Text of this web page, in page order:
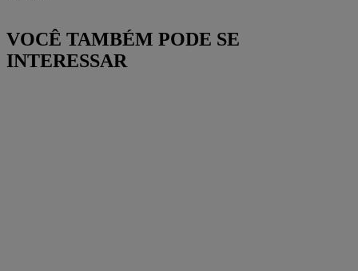
VOCÊ TAMBÉM PODE SE
INTERESSAR